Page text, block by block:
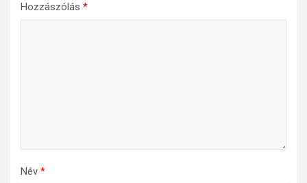
Hozzászólás *
Név *